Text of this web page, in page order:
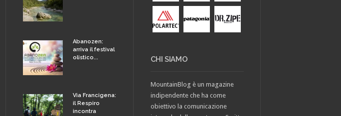
Abanozen:
arriva il festival
olistico...
Via Francigena:
il Respiro
incontra
CHI SIAMO
MountainBlog è un magazine
indipendente che ha come
obiettivo la comunicazione